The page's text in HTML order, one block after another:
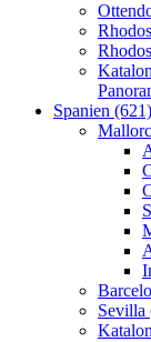
Spanien (621)
Sevilla